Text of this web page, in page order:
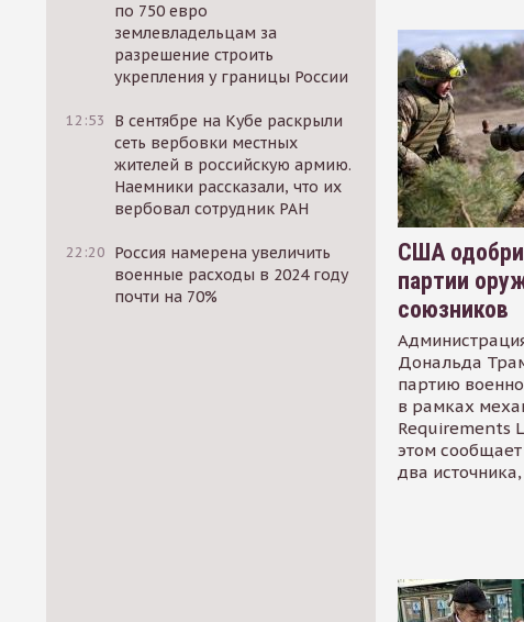
по 750 евро
землевладельцам за
разрешение строить
укрепления у границы России
12:53
В сентябре на Кубе раскрыли
сеть вербовки местных
жителей в российскую армию.
Наемники рассказали, что их
вербовал сотрудник РАН
22:20 Россия намерена увеличить
военные расходы в 2024 году
почти на 70%
США
партии
союзников
Дональда
партию
в рамках
Requirements
этом
два